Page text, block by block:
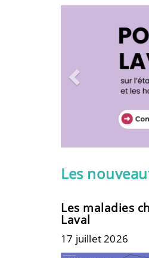
Les
Les maladies
Laval
17 juillet 2026